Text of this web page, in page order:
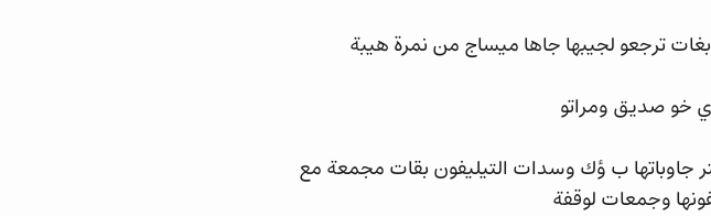
ترجعو لجيبها جاها ميساج من نمرة هيبة
خو صديق ومراتو
ب ؤك وسدات التيليفون بقات مجمعة مع
وجمعات لوقفة